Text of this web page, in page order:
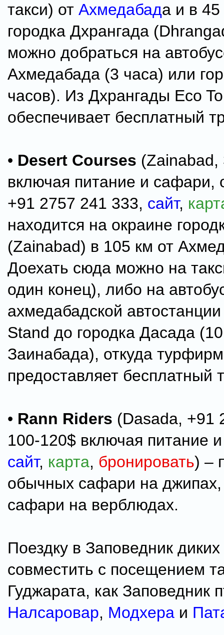
такси) от Ахмедабада и в 45
городка Дхрангада
можно добраться на
Ахмедабада (3 часа) или
часов). Из Дхрангады Eco
обеспечивает бесплатный
• Desert Courses (Zainabad,
включая питание и сафари,
+91 2757 241 333, сайт,
находится на окраине
(Zainabad) в 105 км от
Доехать сюда можно на
один конец), либо на
ахмедабадской
Stand до городка Дасада
Заинабада), откуда
предоставляет бесплатный
• Rann Riders (Dasada, +91
100-120$ включая питание
сайт, карта, бронировать) –
обычных сафари на джипах,
сафари на верблюдах.
Поездку в Заповедник
совместить с посещением
Гуджарата, как Заповедник
Налсаровар, Модхера и